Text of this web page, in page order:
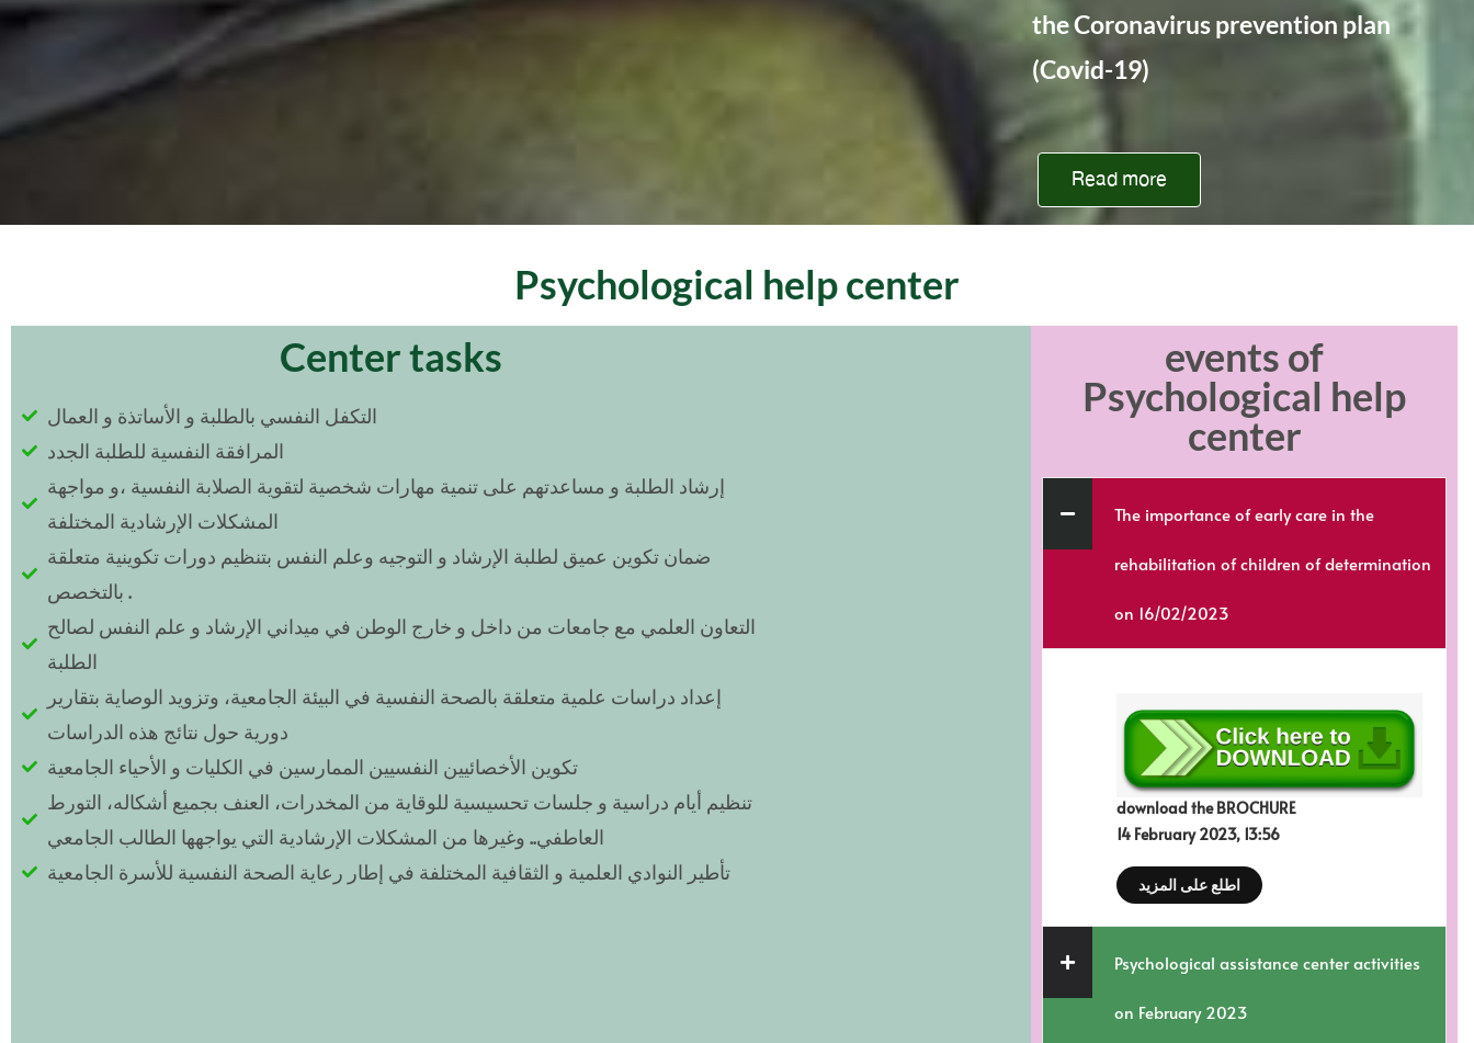
the Coronavirus prevention plan
(Covid-19)
Read more
Psychological help center
Center tasks
التكفل النفسي بالطلبة و الأساتذة و العمال
المرافقة النفسية للطلبة الجدد
إرشاد الطلبة و مساعدتهم على تنمية مهارات شخصية لتقوية الصلابة النفسية ،و مواجهة
المشكلات الإرشادية المختلفة
ضمان تكوين عميق لطلبة الإرشاد و التوجيه وعلم النفس بتنظيم دورات تكوينية متعلقة
بالتخصص .
التعاون العلمي مع جامعات من داخل و خارج الوطن في ميداني الإرشاد و علم النفس لصالح
الطلبة
إعداد دراسات علمية متعلقة بالصحة النفسية في البيئة الجامعية، وتزويد الوصاية بتقارير
دورية حول نتائج هذه الدراسات
تكوين الأخصائيين النفسيين الممارسين في الكليات و الأحياء الجامعية
تنظيم أيام دراسية و جلسات تحسيسية للوقاية من المخدرات، العنف بجميع أشكاله، التورط
العاطفي.. وغيرها من المشكلات الإرشادية التي يواجهها الطالب الجامعي
تأطير النوادي العلمية و الثقافية المختلفة في إطار رعاية الصحة النفسية للأسرة الجامعية
events of
Psychological help
center
The importance of early care in the
rehabilitation of children of determination
on 16/02/2023
download the BROCHURE
14 February 2023, 13:56
اطلع على المزيد
Psychological assistance center activities
on February 2023